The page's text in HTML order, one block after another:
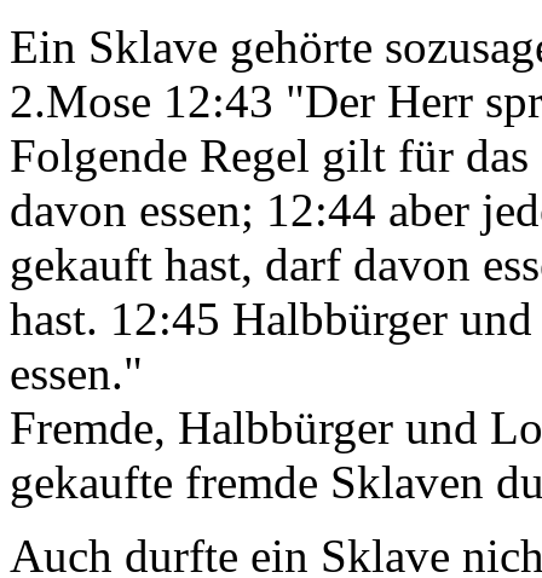
Ein Sklave gehörte
2.Mose 12:43 "Der Herr
Folgende Regel gilt für
davon essen; 12:44 aber
gekauft hast, darf davon
hast. 12:45 Halbbürger
essen."
Fremde, Halbbürger und
gekaufte fremde Sklaven
Auch durfte ein Sklave